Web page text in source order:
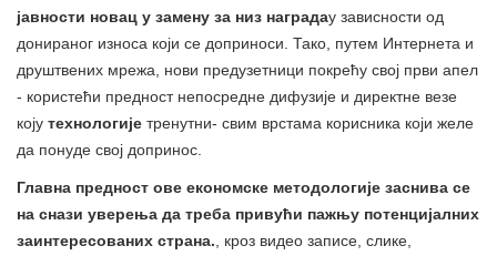
јавности новац у замену за низ наградау зависности од
донираног износа који се доприноси. Тако, путем Интернета и
друштвених мрежа, нови предузетници покрећу свој први апел
- користећи предност непосредне дифузије и директне везе
коју технологије тренутни- свим врстама корисника који желе
да понуде свој допринос.
Главна предност ове економске методологије заснива се
на снази уверења да треба привући пажњу потенцијалних
заинтересованих страна. , кроз видео записе, слике,